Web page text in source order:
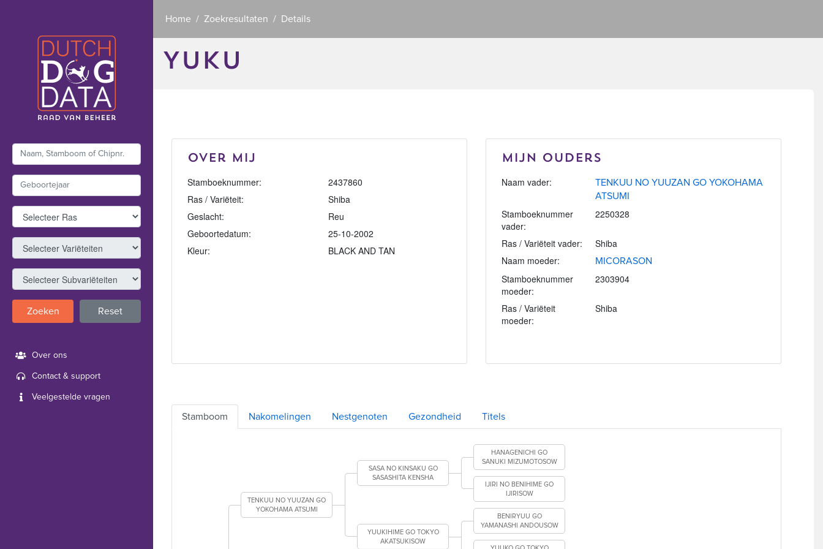
Zoeken Reset
Over ons
Contact & support
Veelgestelde vragen
Home Zoekresultaten Details
YUKU
Over mij
Stamboeknummer:
2437860
Ras / Variëteit:
Shiba
Geslacht:
Reu
Geboortedatum:
25-10-2002
Kleur:
BLACK AND TAN
Mijn Ouders
Naam vader:
TENKUU NO YUUZAN GO YOKOHAMA
ATSUMI
Stamboeknummer
vader:
2250328
Ras / Variëteit vader:
Shiba
Naam moeder:
MICORASON
Stamboeknummer
moeder:
2303904
Ras / Variëteit
moeder:
Shiba
Stamboom Nakomelingen Nestgenoten Gezondheid Titels
TENKUU NO YUUZAN GO
YOKOHAMA ATSUMI
SASA NO KINSAKU GO
SASASHITA KENSHA
HANAGENICHI GO
SANUKI MIZUMOTOSOW
IJIRI NO BENIHIME GO
IJIRISOW
YUUKIHIME GO TOKYO
AKATSUKISOW
BENIRYUU GO
YAMANASHI ANDOUSOW